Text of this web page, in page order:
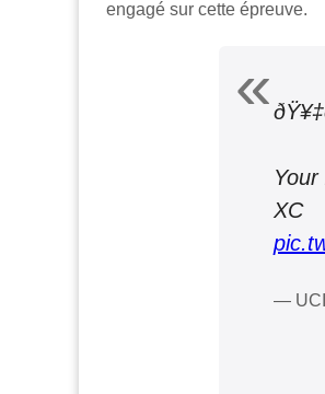
engagé sur cette épreuve.
— UCI